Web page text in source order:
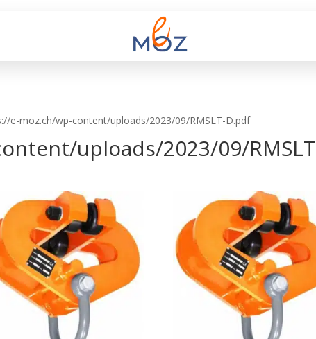
e-moz.ch/wp-content/uploads/2023/09/RMSLT-D.pdf
uploads/2023/09/